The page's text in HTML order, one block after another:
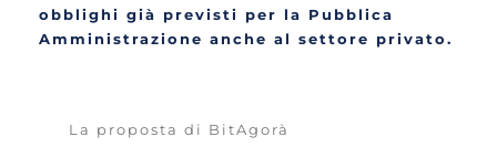
obblighi già previsti per la Pubblica
Amministrazione anche al settore privato.
La proposta di BitAgorà